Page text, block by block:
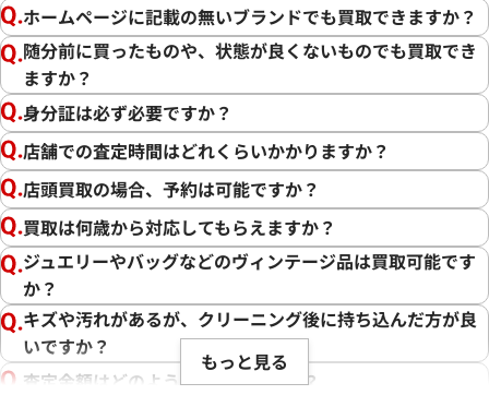
この度は「おたからや」をご利用いただき誠にありがとうご
ざいました。また、お客様の貴重なブランド品をご満足いた
だけた形でご売却いただけましたこと、大変嬉しく思います。
私たちの目標は、常にお客様にご満足いただける買取を提供
することです。そのためには、最新の市場相場をしっかりと把
握し、お客様に最適な価格をお伝えすることが不可欠です。弊
社では、ブランド品の状態や付属品、為替の変動、生産数等
を考慮し、できる限りの価格でお取引させていただくことを
心がけております。さらに、弊社の強みである、海外への販路
やキャンペーン、世界約1,940店舗以上という点から、高価買
取を実現しています。
ホームページに記載の無いブランドでも買取できますか？
随分前に買ったものや、状態が良くないものでも買取でき
ますか？
身分証は必ず必要ですか？
店舗での査定時間はどれくらいかかりますか？
店頭買取の場合、予約は可能ですか？
買取は何歳から対応してもらえますか？
ジュエリーやバッグなどのヴィンテージ品は買取可能です
か？
キズや汚れがあるが、クリーニング後に持ち込んだ方が良
いですか？
査定金額はどのように決まりますか？
もっと見る